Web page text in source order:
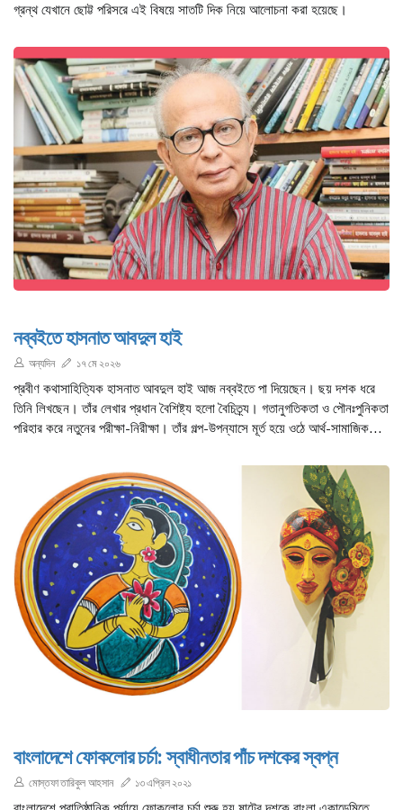
গ্রন্থ যেখানে ছোট্ট পরিসরে এই বিষয়ে সাতটি দিক নিয়ে আলোচনা করা হয়েছে।
নব্বইতে হাসনাত আবদুল হাই
অন্যদিন ১৭ মে ২০২৬
প্রবীণ কথাসাহিত্যিক হাসনাত আবদুল হাই আজ নব্বইতে পা দিয়েছেন। ছয় দশক ধরে
তিনি লিখছেন। তাঁর লেখার প্রধান বৈশিষ্ট্য হলো বৈচিত্র্য। গতানুগতিকতা ও পৌনঃপুনিকতা
পরিহার করে নতুনের পরীক্ষা-নিরীক্ষা। তাঁর গল্প-উপন্যাসে মূর্ত হয়ে ওঠে আর্থ-সামাজিক
বাংলাদেশে ফোকলোর চর্চা: স্বাধীনতার পাঁচ দশকের স্বপ্ন
মোস্তফা তারিকুল আহসান ১৩ এপ্রিল ২০২১